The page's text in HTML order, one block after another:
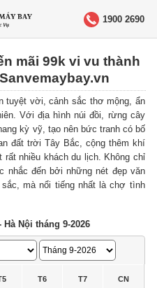
1900 2690
mãi 99k vi vu thành
tuyệt vời, cảnh sắc thơ mộng, ẩn
Với địa hình núi đồi, rừng cây
kỳ vỹ, tạo nên bức tranh có bố
đất trời Tây Bắc, cộng thêm khí
rất nhiều khách du lịch. Không chỉ
nhắc đến bởi những nét đẹp văn
mà nổi tiếng nhất là chợ tình
Nội tháng 9-2026
T6 T7 CN